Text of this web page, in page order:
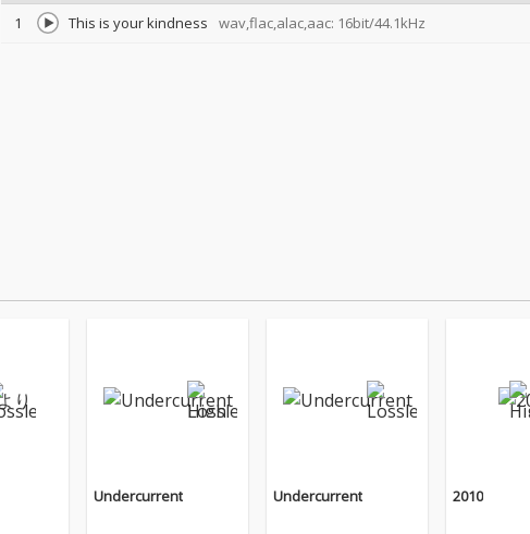
1 This is your kindness wav,flac,alac,aac: 16bit/44.1kHz
Undercurrent Undercurrent 2010